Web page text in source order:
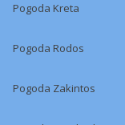
Pogoda Kreta
Pogoda Rodos
Pogoda Zakintos